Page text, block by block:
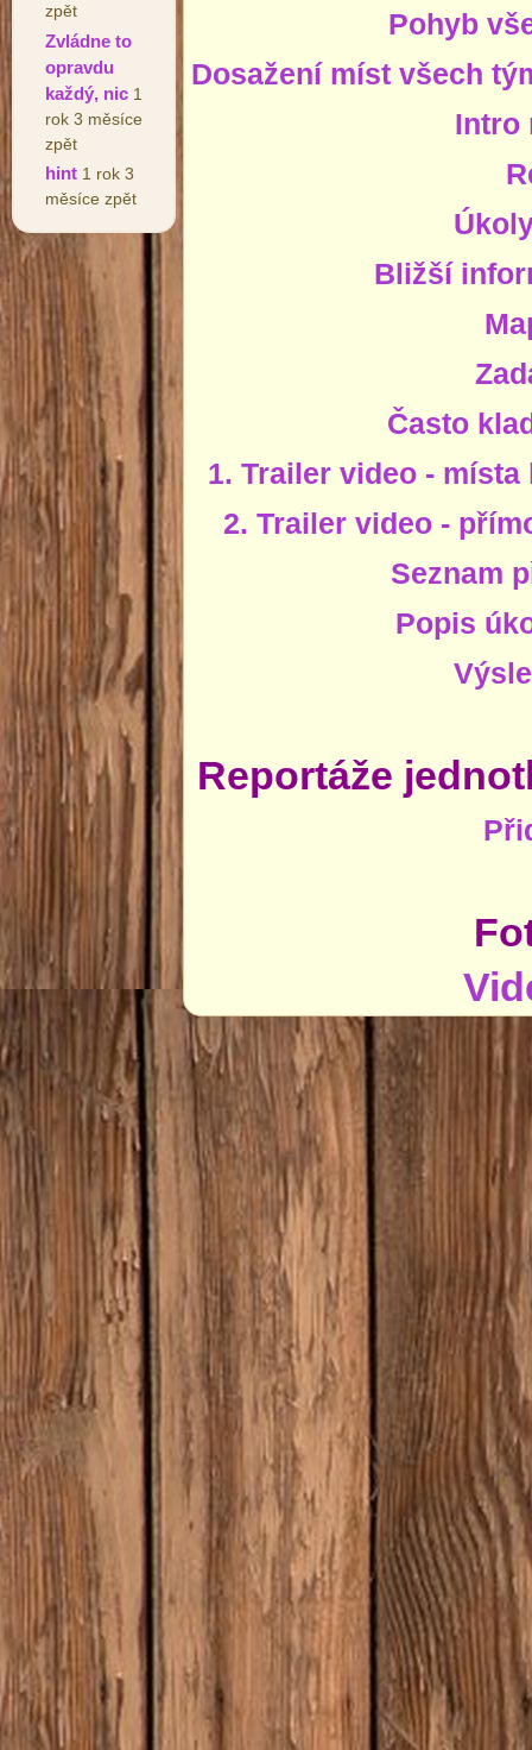
zpět
Zvládne to
opravdu
každý, nic 1
rok 3 měsíce
zpět
hint 1 rok 3
měsíce zpět
Pohyb
Dosažení míst všech
Intro
Bližší
Často
1. Trailer video -
2. Trailer video -
Seznam
Popis
Reportáže